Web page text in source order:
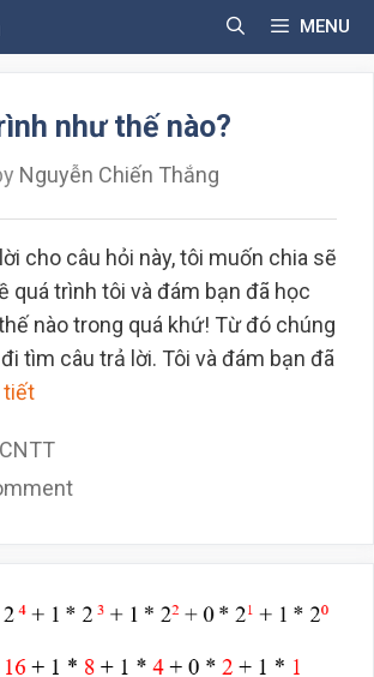
MENU
như thế nào?
Nguyễn Chiến Thắng
cho câu hỏi này, tôi muốn chia sẽ
quá trình tôi và đám bạn đã học
nào trong quá khứ! Từ đó chúng
tìm câu trả lời. Tôi và đám bạn đã
tiết